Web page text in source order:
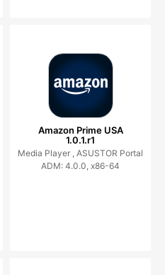
Amazon Prime USA
1.0.1.r1
Media Player , ASUSTOR Portal
ADM: 4.0.0, x86-64